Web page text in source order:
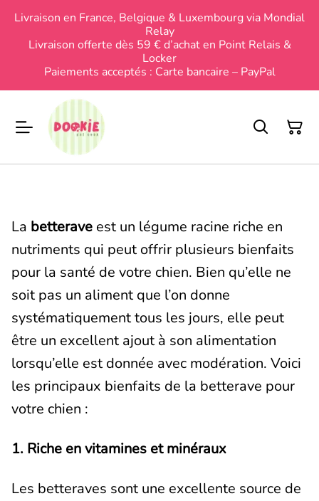
Livraison en France, Belgique & Luxembourg via Mondial
Relay
Livraison offerte dès 59 € d’achat en Point Relais &
Locker
Paiements acceptés : Carte bancaire – PayPal
La betterave est un légume racine riche en
nutriments qui peut offrir plusieurs bienfaits
pour la santé de votre chien. Bien qu’elle ne
soit pas un aliment que l’on donne
systématiquement tous les jours, elle peut
être un excellent ajout à son alimentation
lorsqu’elle est donnée avec modération. Voici
les principaux bienfaits de la betterave pour
votre chien :
1. Riche en vitamines et minéraux
Les betteraves sont une excellente source de